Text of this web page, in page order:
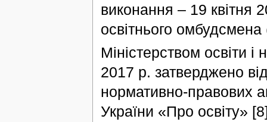
виконання – 19 квітня
освітнього
Міністерством освіти
2017 р. затверджено
нормативно-правових
України «Про освіту»